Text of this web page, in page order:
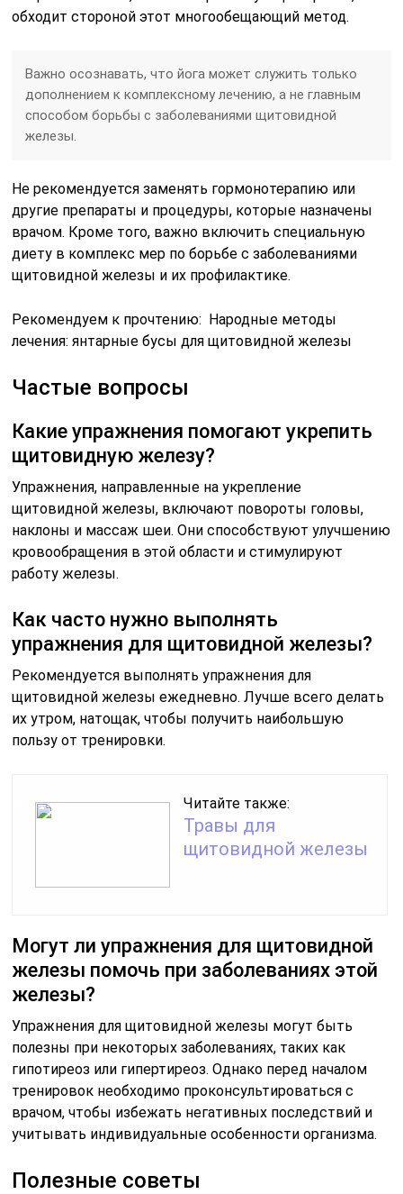
обходит стороной этот многообещающий метод.
Важно осознавать, что йога может служить только
дополнением к комплексному лечению, а не главным
способом борьбы с заболеваниями щитовидной
железы.
Не рекомендуется заменять гормонотерапию или
другие препараты и процедуры, которые назначены
врачом. Кроме того, важно включить специальную
диету в комплекс мер по борьбе с заболеваниями
щитовидной железы и их профилактике.
Рекомендуем к прочтению: Народные методы
лечения: янтарные бусы для щитовидной железы
Частые вопросы
Какие упражнения помогают укрепить
щитовидную железу?
Упражнения, направленные на укрепление
щитовидной железы, включают повороты головы,
наклоны и массаж шеи. Они способствуют улучшению
кровообращения в этой области и стимулируют
работу железы.
Как часто нужно выполнять
упражнения для щитовидной железы?
Рекомендуется выполнять упражнения для
щитовидной железы ежедневно. Лучше всего делать
их утром, натощак, чтобы получить наибольшую
пользу от тренировки.
Читайте также:
Травы для
щитовидной железы
Могут ли упражнения для щитовидной
железы помочь при заболеваниях этой
железы?
Упражнения для щитовидной железы могут быть
полезны при некоторых заболеваниях, таких как
гипотиреоз или гипертиреоз. Однако перед началом
тренировок необходимо проконсультироваться с
врачом, чтобы избежать негативных последствий и
учитывать индивидуальные особенности организма.
Полезные советы